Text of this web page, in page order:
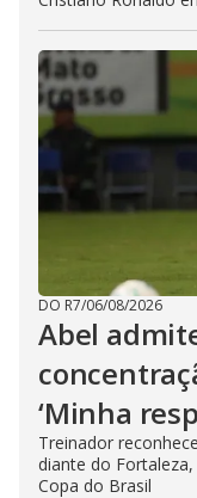
DO R7/06/08/2026
Abel
‘Minha
Treinador
diante do
Copa do Brasil